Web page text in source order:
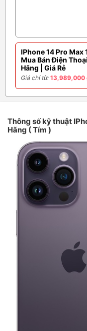
IPhone 14 Pro Max
Mua Bán Điện
Hãng | Giá Rẻ
Giá chỉ từ: 13,989,000
Thông số kỹ thuật
Hãng ( Tím )